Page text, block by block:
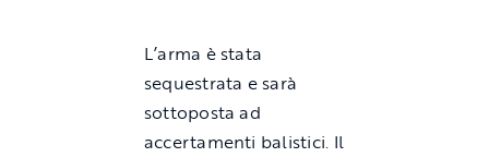
L’arma è stata
sequestrata e sarà
sottoposta ad
accertamenti balistici. Il